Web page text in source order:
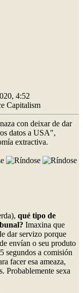
4:52
Capitalism
con deixar de dar
datos a USA",
extractiva.
qué tipo de
Imaxina que
dar servizo porque
envían o seu produto
segundos a comisión
facer esa ameaza,
Probablemente sexa